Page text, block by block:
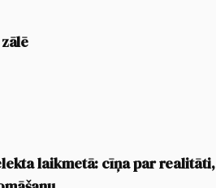
laikmetā: cīņa par realitāti,